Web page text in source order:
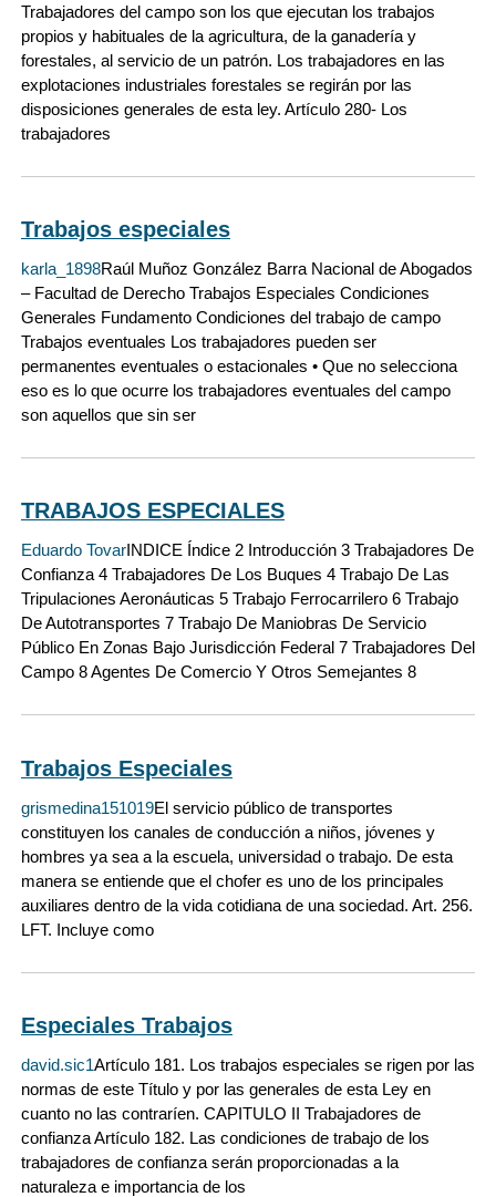
Trabajadores del campo son los que ejecutan los trabajos
propios y habituales de la agricultura, de la ganadería y
forestales, al servicio de un patrón. Los trabajadores en las
explotaciones industriales forestales se regirán por las
disposiciones generales de esta ley. Artículo 280- Los
trabajadores
Trabajos especiales
karla_1898Raúl Muñoz González Barra Nacional de Abogados
– Facultad de Derecho Trabajos Especiales Condiciones
Generales Fundamento Condiciones del trabajo de campo
Trabajos eventuales Los trabajadores pueden ser
permanentes eventuales o estacionales • Que no selecciona
eso es lo que ocurre los trabajadores eventuales del campo
son aquellos que sin ser
TRABAJOS ESPECIALES
Eduardo TovarINDICE Índice 2 Introducción 3 Trabajadores De
Confianza 4 Trabajadores De Los Buques 4 Trabajo De Las
Tripulaciones Aeronáuticas 5 Trabajo Ferrocarrilero 6 Trabajo
De Autotransportes 7 Trabajo De Maniobras De Servicio
Público En Zonas Bajo Jurisdicción Federal 7 Trabajadores Del
Campo 8 Agentes De Comercio Y Otros Semejantes 8
Trabajos Especiales
grismedina151019El servicio público de transportes
constituyen los canales de conducción a niños, jóvenes y
hombres ya sea a la escuela, universidad o trabajo. De esta
manera se entiende que el chofer es uno de los principales
auxiliares dentro de la vida cotidiana de una sociedad. Art. 256.
LFT. Incluye como
Especiales Trabajos
david.sic1Artículo 181. Los trabajos especiales se rigen por las
normas de este Título y por las generales de esta Ley en
cuanto no las contraríen. CAPITULO II Trabajadores de
confianza Artículo 182. Las condiciones de trabajo de los
trabajadores de confianza serán proporcionadas a la
naturaleza e importancia de los